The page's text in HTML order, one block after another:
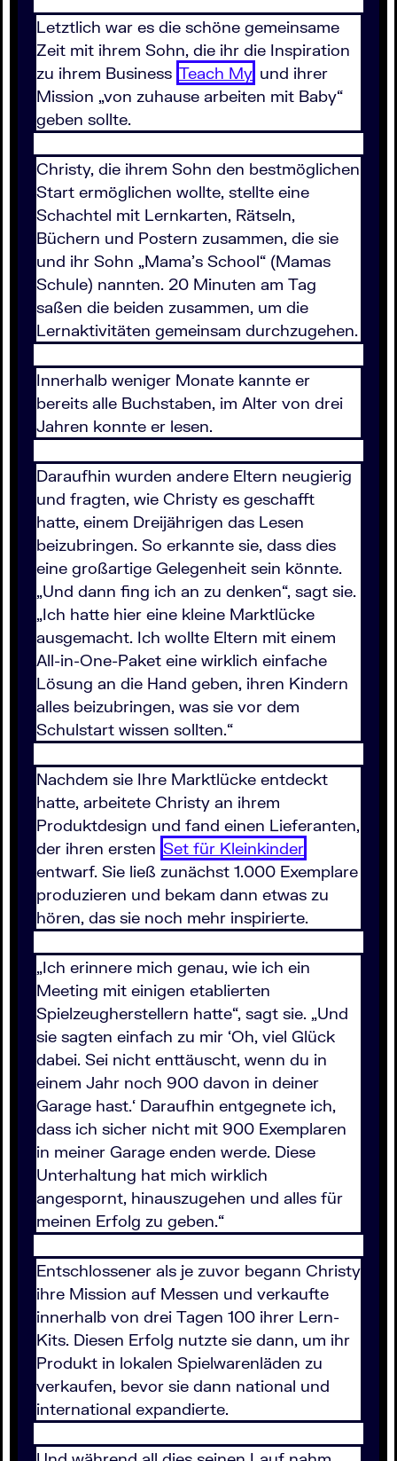
Letztlich war es die schöne gemeinsame
Zeit mit ihrem Sohn, die ihr die Inspiration
zu ihrem Business Teach My und ihrer
Mission „von zuhause arbeiten mit Baby“
geben sollte.
Christy, die ihrem Sohn den bestmöglichen
Start ermöglichen wollte, stellte eine
Schachtel mit Lernkarten, Rätseln,
Büchern und Postern zusammen, die sie
und ihr Sohn „Mama’s School“ (Mamas
Schule) nannten. 20 Minuten am Tag
saßen die beiden zusammen, um die
Lernaktivitäten gemeinsam durchzugehen.
Innerhalb weniger Monate kannte er
bereits alle Buchstaben, im Alter von drei
Jahren konnte er lesen.
Daraufhin wurden andere Eltern neugierig
und fragten, wie Christy es geschafft
hatte, einem Dreijährigen das Lesen
beizubringen. So erkannte sie, dass dies
eine großartige Gelegenheit sein könnte.
„Und dann fing ich an zu denken“, sagt sie.
„Ich hatte hier eine kleine Marktlücke
ausgemacht. Ich wollte Eltern mit einem
All-in-One-Paket eine wirklich einfache
Lösung an die Hand geben, ihren Kindern
alles beizubringen, was sie vor dem
Schulstart wissen sollten.“
Nachdem sie Ihre Marktlücke entdeckt
hatte, arbeitete Christy an ihrem
Produktdesign und fand einen Lieferanten,
der ihren ersten Set für Kleinkinder
entwarf. Sie ließ zunächst 1.000 Exemplare
produzieren und bekam dann etwas zu
hören, das sie noch mehr inspirierte.
„Ich erinnere mich genau, wie ich ein
Meeting mit einigen etablierten
Spielzeugherstellern hatte“, sagt sie. „Und
sie sagten einfach zu mir ‘Oh, viel Glück
dabei. Sei nicht enttäuscht, wenn du in
einem Jahr noch 900 davon in deiner
Garage hast.‘ Daraufhin entgegnete ich,
dass ich sicher nicht mit 900 Exemplaren
in meiner Garage enden werde. Diese
Unterhaltung hat mich wirklich
angespornt, hinauszugehen und alles für
meinen Erfolg zu geben.“
Entschlossener als je zuvor begann Christy
ihre Mission auf Messen und verkaufte
innerhalb von drei Tagen 100 ihrer Lern-
Kits. Diesen Erfolg nutzte sie dann, um ihr
Produkt in lokalen Spielwarenläden zu
verkaufen, bevor sie dann national und
international expandierte.